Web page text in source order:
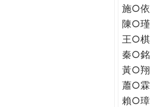
施○依
陳○瑾
王○棋
秦○銘
黃○翔
蕭○霖
賴○璋